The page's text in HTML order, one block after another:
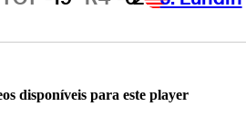
disponíveis para este player